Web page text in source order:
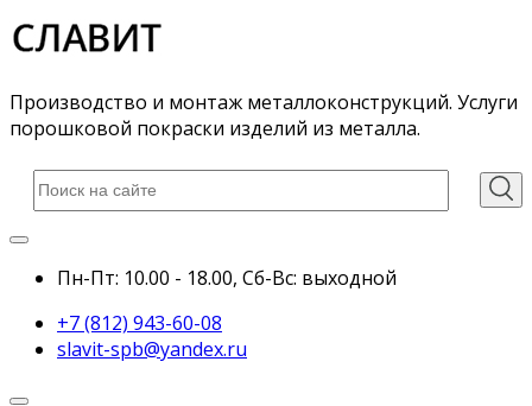
Производство и монтаж металлоконструкций. Услуги
порошковой покраски изделий из металла.
Пн-Пт: 10.00 - 18.00, Сб-Вс: выходной
+7 (812) 943-60-08
slavit-spb@yandex.ru